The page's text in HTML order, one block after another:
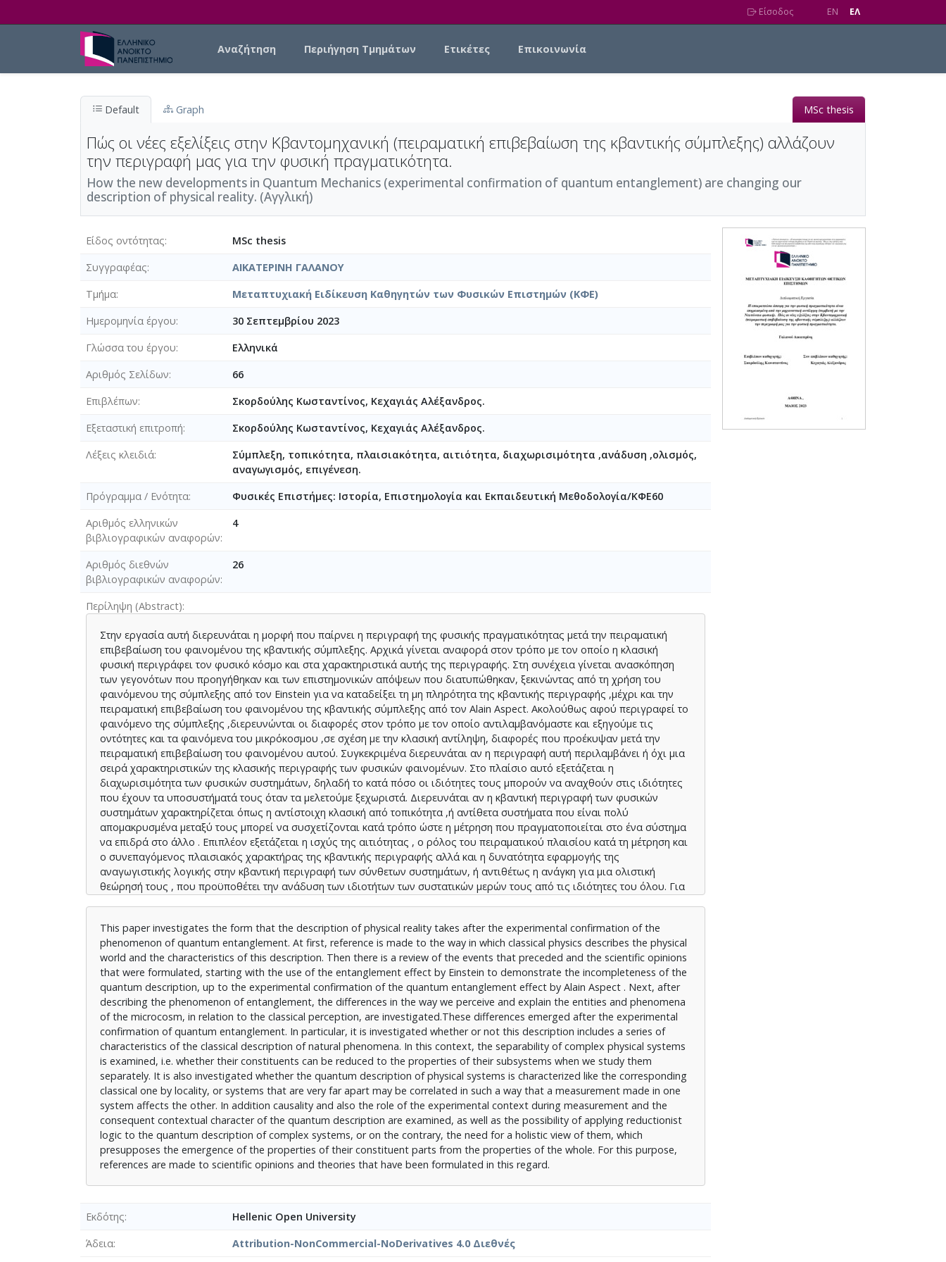
Είσοδος EN EΛ
Αναζήτηση Περιήγηση Τμημάτων Ετικέτες Επικοινωνία
Default Graph MSc thesis
Πώς οι νέες εξελίξεις στην Κβαντομηχανική (πειραματική επιβεβαίωση της κβαντικής σύμπλεξης) αλλάζουν
την περιγραφή μας για την φυσική πραγματικότητα.
How the new developments in Quantum Mechanics (experimental confirmation of quantum entanglement) are changing our
description of physical reality. (Αγγλική)
Είδος οντότητας
MSc thesis
Συγγραφέας
ΑΙΚΑΤΕΡΙΝΗ ΓΑΛΑΝΟΥ
Τμήμα
Μεταπτυχιακή Ειδίκευση Καθηγητών των Φυσικών Επιστημών (ΚΦΕ)
Ημερομηνία έργου
30 Σεπτεμβρίου 2023
Γλώσσα του έργου
Ελληνικά
Αριθμός Σελίδων
66
Επιβλέπων
Σκορδούλης Κωσταντίνος, Κεχαγιάς Αλέξανδρος.
Εξεταστική επιτροπή
Σκορδούλης Κωσταντίνος, Κεχαγιάς Αλέξανδρος.
Λέξεις κλειδιά
Σύμπλεξη, τοπικότητα, πλαισιακότητα, αιτιότητα, διαχωρισιμότητα ,ανάδυση ,ολισμός,
αναγωγισμός, επιγένεση.
Πρόγραμμα / Ενότητα
Φυσικές Επιστήμες: Ιστορία, Επιστημολογία και Εκπαιδευτική Μεθοδολογία/ΚΦΕ60
Αριθμός ελληνικών
βιβλιογραφικών αναφορών
4
Αριθμός διεθνών
βιβλιογραφικών αναφορών
26
Περίληψη (Abstract)
Στην εργασία αυτή διερευνάται η μορφή που παίρνει η περιγραφή της φυσικής πραγματικότητας μετά την πειραματική
επιβεβαίωση του φαινομένου της κβαντικής σύμπλεξης. Αρχικά γίνεται αναφορά στον τρόπο με τον οποίο η κλασική
φυσική περιγράφει τον φυσικό κόσμο και στα χαρακτηριστικά αυτής της περιγραφής. Στη συνέχεια γίνεται ανασκόπηση
των γεγονότων που προηγήθηκαν και των επιστημονικών απόψεων που διατυπώθηκαν, ξεκινώντας από τη χρήση του
φαινόμενου της σύμπλεξης από τον Einstein για να καταδείξει τη μη πληρότητα της κβαντικής περιγραφής ,μέχρι και την
πειραματική επιβεβαίωση του φαινομένου της κβαντικής σύμπλεξης από τον Alain Aspect. Ακολούθως αφού περιγραφεί το
φαινόμενο της σύμπλεξης ,διερευνώνται οι διαφορές στον τρόπο με τον οποίο αντιλαμβανόμαστε και εξηγούμε τις
οντότητες και τα φαινόμενα του μικρόκοσμου ,σε σχέση με την κλασική αντίληψη, διαφορές που προέκυψαν μετά την
πειραματική επιβεβαίωση του φαινομένου αυτού. Συγκεκριμένα διερευνάται αν η περιγραφή αυτή περιλαμβάνει ή όχι μια
σειρά χαρακτηριστικών της κλασικής περιγραφής των φυσικών φαινομένων. Στο πλαίσιο αυτό εξετάζεται η
διαχωρισιμότητα των φυσικών συστημάτων, δηλαδή το κατά πόσο οι ιδιότητες τους μπορούν να αναχθούν στις ιδιότητες
που έχουν τα υποσυστήματά τους όταν τα μελετούμε ξεχωριστά. Διερευνάται αν η κβαντική περιγραφή των φυσικών
συστημάτων χαρακτηρίζεται όπως η αντίστοιχη κλασική από τοπικότητα ,ή αντίθετα συστήματα που είναι πολύ
απομακρυσμένα μεταξύ τους μπορεί να συσχετίζονται κατά τρόπο ώστε η μέτρηση που πραγματοποιείται στο ένα σύστημα
να επιδρά στο άλλο . Επιπλέον εξετάζεται η ισχύς της αιτιότητας , ο ρόλος του πειραματικού πλαισίου κατά τη μέτρηση και
ο συνεπαγόμενος πλαισιακός χαρακτήρας της κβαντικής περιγραφής αλλά και η δυνατότητα εφαρμογής της
αναγωγιστικής λογικής στην κβαντική περιγραφή των σύνθετων συστημάτων, ή αντιθέτως η ανάγκη για μια ολιστική
θεώρησή τους , που προϋποθέτει την ανάδυση των ιδιοτήτων των συστατικών μερών τους από τις ιδιότητες του όλου. Για
This paper investigates the form that the description of physical reality takes after the experimental confirmation of the
phenomenon of quantum entanglement. At first, reference is made to the way in which classical physics describes the physical
world and the characteristics of this description. Then there is a review of the events that preceded and the scientific opinions
that were formulated, starting with the use of the entanglement effect by Einstein to demonstrate the incompleteness of the
quantum description, up to the experimental confirmation of the quantum entanglement effect by Alain Aspect . Next, after
describing the phenomenon of entanglement, the differences in the way we perceive and explain the entities and phenomena
of the microcosm, in relation to the classical perception, are investigated.These differences emerged after the experimental
confirmation of quantum entanglement. In particular, it is investigated whether or not this description includes a series of
characteristics of the classical description of natural phenomena. In this context, the separability of complex physical systems
is examined, i.e. whether their constituents can be reduced to the properties of their subsystems when we study them
separately. It is also investigated whether the quantum description of physical systems is characterized like the corresponding
classical one by locality, or systems that are very far apart may be correlated in such a way that a measurement made in one
system affects the other. In addition causality and also the role of the experimental context during measurement and the
consequent contextual character of the quantum description are examined, as well as the possibility of applying reductionist
logic to the quantum description of complex systems, or on the contrary, the need for a holistic view of them, which
presupposes the emergence of the properties of their constituent parts from the properties of the whole. For this purpose,
references are made to scientific opinions and theories that have been formulated in this regard.
Εκδότης
Hellenic Open University
Άδεια
Attribution-NonCommercial-NoDerivatives 4.0 Διεθνές